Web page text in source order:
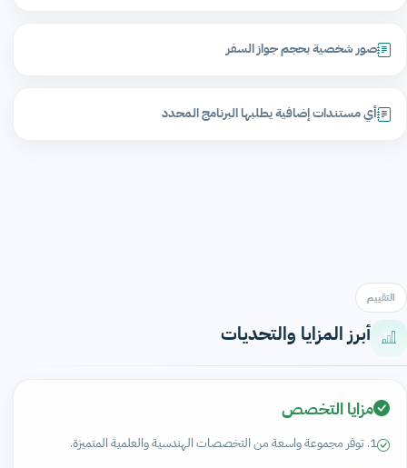
صور شخصية بحجم جواز السفر
أي مستندات إضافية يطلبها البرنامج المحدد
التقييم
أبرز المزايا والتحديات
مزايا التخصص
1. توفر مجموعة واسعة من التخصصات الهندسية والعلمية المتميزة.